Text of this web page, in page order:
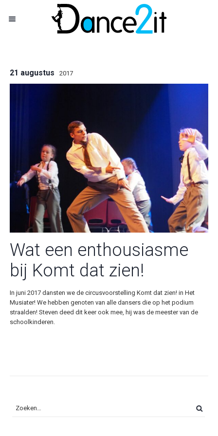
21 augustus 2017
Wat een enthousiasme
bij Komt dat zien!
In juni 2017 dansten we de circusvoorstelling Komt dat zien! in Het
Musiater! We hebben genoten van alle dansers die op het podium
straalden! Steven deed dit keer ook mee, hij was de meester van de
schoolkinderen.